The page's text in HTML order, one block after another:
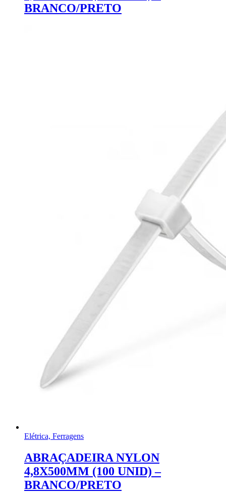
BRANCO/PRETO
Elétrica, Ferragens
ABRAÇADEIRA NYLON
4,8X500MM (100 UNID) –
BRANCO/PRETO